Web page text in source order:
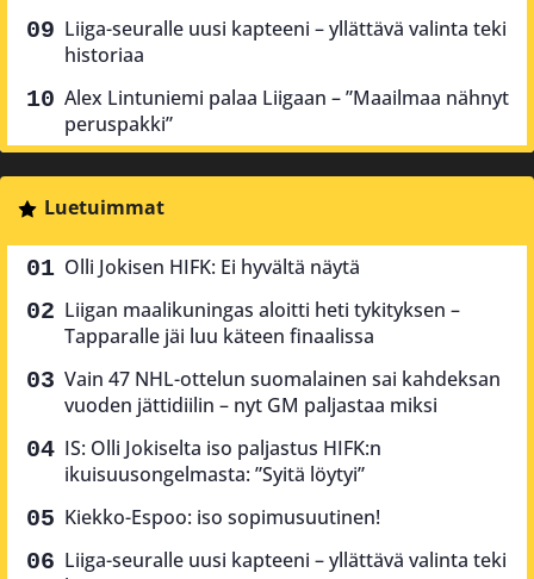
Liiga-seuralle uusi kapteeni – yllättävä valinta teki
historiaa
Alex Lintuniemi palaa Liigaan – ”Maailmaa nähnyt
peruspakki”
Luetuimmat
Olli Jokisen HIFK: Ei hyvältä näytä
Liigan maalikuningas aloitti heti tykityksen –
Tapparalle jäi luu käteen finaalissa
Vain 47 NHL-ottelun suomalainen sai kahdeksan
vuoden jättidiilin – nyt GM paljastaa miksi
IS: Olli Jokiselta iso paljastus HIFK:n
ikuisuusongelmasta: ”Syitä löytyi”
Kiekko-Espoo: iso sopimusuutinen!
Liiga-seuralle uusi kapteeni – yllättävä valinta teki